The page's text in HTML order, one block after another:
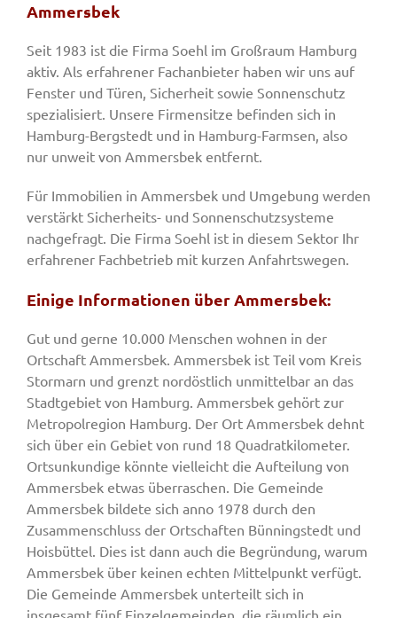
Ammersbek
Seit 1983 ist die Firma Soehl im Großraum Hamburg
aktiv. Als erfahrener Fachanbieter haben wir uns auf
Fenster und Türen, Sicherheit sowie Sonnenschutz
spezialisiert. Unsere Firmensitze befinden sich in
Hamburg-Bergstedt und in Hamburg-Farmsen, also
nur unweit von Ammersbek entfernt.
Für Immobilien in Ammersbek und Umgebung werden
verstärkt Sicherheits- und Sonnenschutzsysteme
nachgefragt. Die Firma Soehl ist in diesem Sektor Ihr
erfahrener Fachbetrieb mit kurzen Anfahrtswegen.
Einige Informationen über Ammersbek:
Gut und gerne 10.000 Menschen wohnen in der
Ortschaft Ammersbek. Ammersbek ist Teil vom Kreis
Stormarn und grenzt nordöstlich unmittelbar an das
Stadtgebiet von Hamburg. Ammersbek gehört zur
Metropolregion Hamburg. Der Ort Ammersbek dehnt
sich über ein Gebiet von rund 18 Quadratkilometer.
Ortsunkundige könnte vielleicht die Aufteilung von
Ammersbek etwas überraschen. Die Gemeinde
Ammersbek bildete sich anno 1978 durch den
Zusammenschluss der Ortschaften Bünningstedt und
Hoisbüttel. Dies ist dann auch die Begründung, warum
Ammersbek über keinen echten Mittelpunkt verfügt.
Die Gemeinde Ammersbek unterteilt sich in